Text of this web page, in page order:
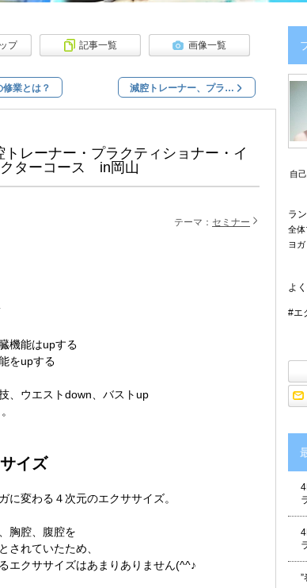
プ 記事一覧 画像一覧
業とは？ 減腔トレーナー、プラ…
レーナー・プラクティショナー・イ
ターコース in岡山
テーマ： セミナー
機能はupする
をupする
、ウエストdown、バストup
イズ
に変わる４次元のエクササイズ。
胸腔、腹腔を
されていたため、
エクササイズはあまりありません(^^♪
自
ラ
全体
ヨ
よ
#エ